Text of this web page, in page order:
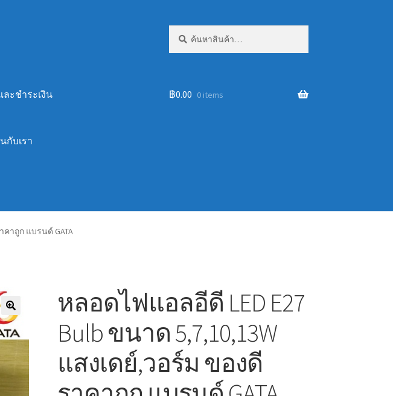
ะชำระเงิน
กับเรา
฿0.00 0 items
คาถูก แบรนด์ GATA
หลอดไฟแอลอีดี LED E27
Bulb ขนาด 5,7,10,13W
แสงเดย์,วอร์ม ของดี